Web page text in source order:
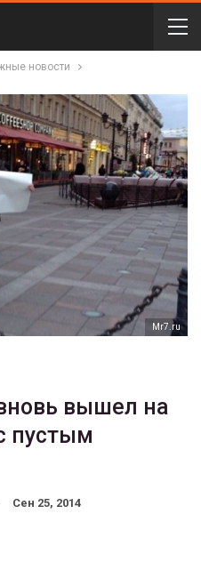
новости
Mr7.ru
вышел на
пустым
Сен 25, 2014